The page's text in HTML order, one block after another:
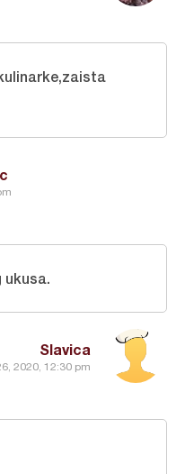
Slavica
2020, 12:30 pm
ukusa.